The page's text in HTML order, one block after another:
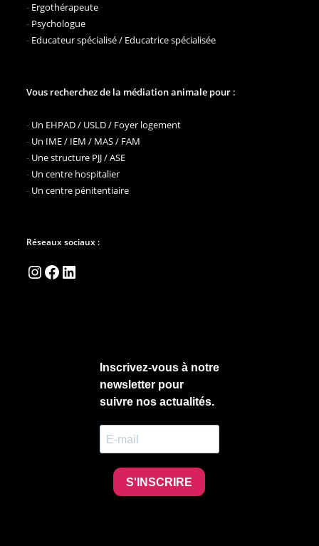
- Ergothérapeute
- Psychologue
- Educateur spécialisé / Educatrice spécialisée
Vous recherchez de la médiation animale pour :
- Un EHPAD / USLD / Foyer logement
- Un IME / IEM / MAS / FAM
- Une structure PJJ / ASE
- Un centre hospitalier
- Un centre pénitentiaire
Réseaux sociaux :
Instagram
Facebook
LinkedIn